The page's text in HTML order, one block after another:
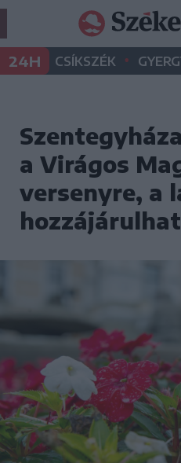
24H CSÍKSZÉK •
a Virágos
versenyre, a